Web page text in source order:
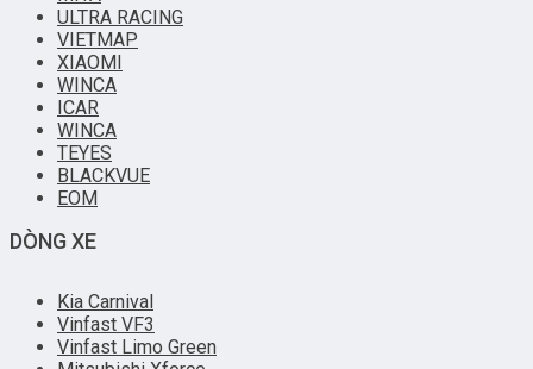
ULTRA RACING
VIETMAP
XIAOMI
WINCA
ICAR
WINCA
TEYES
BLACKVUE
EOM
DÒNG XE
Kia Carnival
Vinfast VF3
Vinfast Limo Green